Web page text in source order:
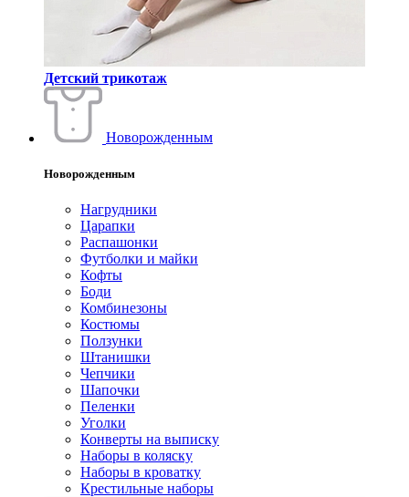
Детский трикотаж
Новорожденным
Новорожденным
Нагрудники
Царапки
Распашонки
Футболки и майки
Кофты
Боди
Комбинезоны
Костюмы
Ползунки
Штанишки
Чепчики
Шапочки
Пеленки
Уголки
Конверты на выписку
Наборы в коляску
Наборы в кроватку
Крестильные наборы